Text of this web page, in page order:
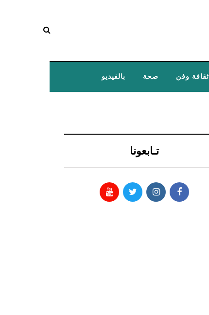
ثقافة وفن صحة بالفيديو
تـابعونا